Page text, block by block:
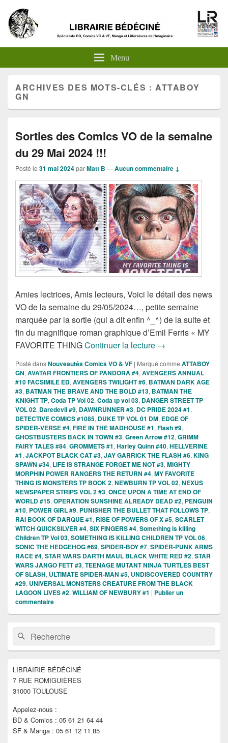
Menu
ARCHIVES DES MOTS-CLÉS : ATTABOY
GN
Sorties des Comics VO de la semaine
du 29 Mai 2024 !!!
Posté le 31 mai 2024parMatt B —Aucun commentaire ↓
Amies lectrices, Amis lecteurs, Voici le détail des news
VO de la semaine du 29/05/2024…, petite semaine
marquée par la sortie (qui a dit enfin ^_^) de la suite et
fin du magnifique roman graphique d’Emil Ferris « MY
FAVORITE THINGContinuer la lecture Sorties des
→
Posté dansNouveautés Comics VO & VF | Marqué comme ATTABOY
GN, AVATAR FRONTIERS OF PANDORA #4, AVENGERS ANNUAL
#10 FACSIMILE ED, AVENGERS TWILIGHT #6, BATMAN DARK AGE
#3, BATMAN THE BRAVE AND THE BOLD #13, BATMAN THE
KNIGHT TP, Coda TP Vol 02, Coda tp vol 03, DANGER STREET TP
VOL 02, Daredevil #9, DAWNRUNNER #3, DC PRIDE 2024 #1,
DETECTIVE COMICS #1085, DUKE TP VOL 01 DM, EDGE OF
SPIDER-VERSE #4, FIRE IN THE MADHOUSE #1, Flash #9,
GHOSTBUSTERS BACK IN TOWN #3, Green Arrow #12, GRIMM
FAIRY TALES #84, GROMMETS #1, Harley Quinn #40, HELLVERINE
#1, JACKPOT BLACK CAT #3, JAY GARRICK THE FLASH #6, KING
SPAWN #34, LIFE IS STRANGE FORGET ME NOT #3, MIGHTY
MORPHIN POWER RANGERS THE RETURN #4, MY FAVORITE
THING IS MONSTERS TP BOOK 2, NEWBURN TP VOL 02, NEXUS
NEWSPAPER STRIPS VOL 2 #3, ONCE UPON A TIME AT END OF
WORLD #15, OPERATION SUNSHINE ALREADY DEAD #2, PENGUIN
#10, POWER GIRL #9, PUNISHER THE BULLET THAT FOLLOWS TP,
RAI BOOK OF DARQUE #1, RISE OF POWERS OF X #5, SCARLET
WITCH QUICKSILVER #4, SIX FINGERS #4, Something is killing
Children TP Vol 03, SOMETHING IS KILLING CHILDREN TP VOL 06,
SONIC THE HEDGEHOG #69, SPIDER-BOY #7, SPIDER-PUNK ARMS
RACE #4, STAR WARS DARTH MAUL BLACK WHITE RED #2, STAR
WARS JANGO FETT #3, TEENAGE MUTANT NINJA TURTLES BEST
OF SLASH, ULTIMATE SPIDER-MAN #5, UNDISCOVERED COUNTRY
#29, UNIVERSAL MONSTERS CREATURE FROM THE BLACK
LAGOON LIVES #2, WILLIAM OF NEWBURY #1 | Publier un
commentaire
Zone
principale
de
widget
barre
latérale
Recherche :Rechercher
LIBRAIRIE BÉDÉCINÉ
7 RUE ROMIGUIÈRES
31000 TOULOUSE
Appelez-nous :
BD & Comics : 05 61 21 64 44
SF & Manga : 05 61 12 11 85